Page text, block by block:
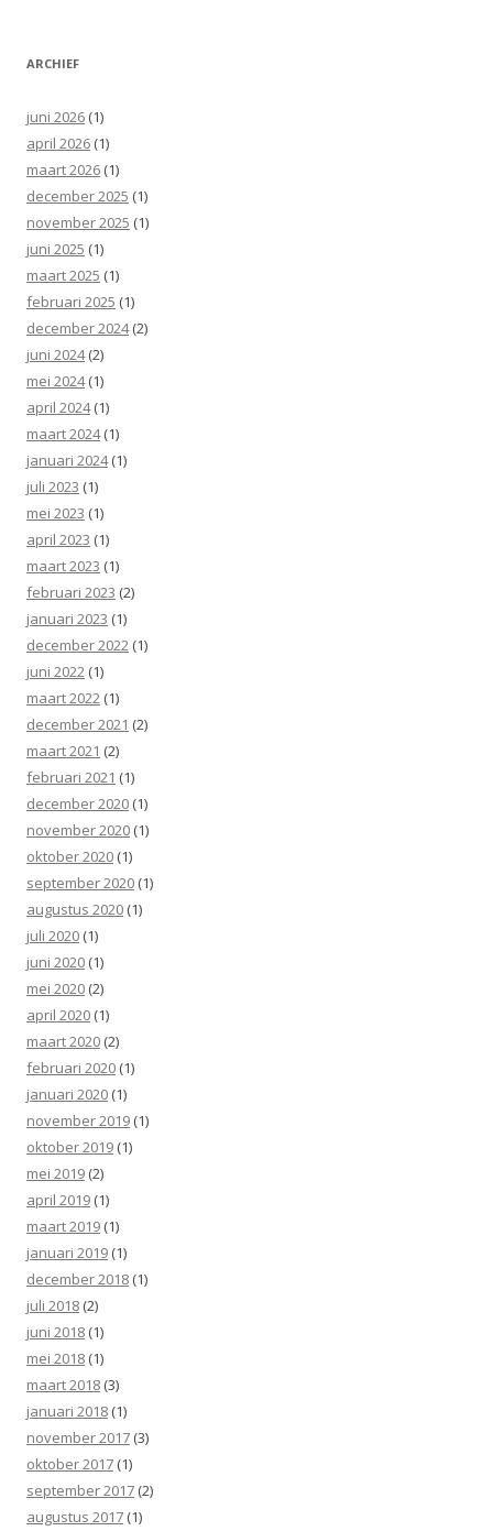
ARCHIEF
juni 2026 (1)
april 2026 (1)
maart 2026 (1)
december 2025 (1)
november 2025 (1)
juni 2025 (1)
maart 2025 (1)
februari 2025 (1)
december 2024(2)
juni 2024(2)
mei 2024(1)
april 2024(1)
maart 2024(1)
januari 2024(1)
juli 2023 (1)
mei 2023 (1)
april 2023 (1)
maart 2023 (1)
februari 2023 (2)
januari 2023 (1)
december 2022 (1)
juni 2022 (1)
maart 2022 (1)
december 2021 (2)
maart 2021 (2)
februari 2021 (1)
december 2020 (1)
november 2020 (1)
oktober 2020 (1)
september 2020 (1)
augustus 2020 (1)
juli 2020 (1)
juni 2020 (1)
mei 2020 (2)
april 2020 (1)
maart 2020 (2)
februari 2020 (1)
januari 2020 (1)
november 2019 (1)
oktober 2019 (1)
mei 2019 (2)
april 2019 (1)
maart 2019 (1)
januari 2019 (1)
december 2018 (1)
juli 2018 (2)
juni 2018 (1)
mei 2018 (1)
maart 2018 (3)
januari 2018 (1)
november 2017 (3)
oktober 2017 (1)
september 2017 (2)
augustus 2017 (1)